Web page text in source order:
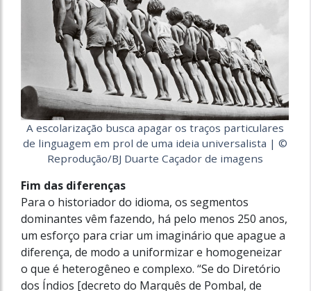
A escolarização busca apagar os traços particulares
de linguagem em prol de uma ideia universalista | ©
Reprodução/BJ Duarte Caçador de imagens
Fim das diferenças
Para o historiador do idioma, os segmentos
dominantes vêm fazendo, há pelo menos 250 anos,
um esforço para criar um imaginário que apague a
diferença, de modo a uniformizar e homogeneizar
o que é heterogêneo e complexo. “Se do Diretório
dos Índios [decreto do Marquês de Pombal, de